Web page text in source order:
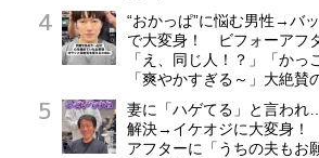
“おかっぱ”に悩む男性→バ
で大変身！ ビフォーアフ
「え、同じ人！？」「かっ
「爽やかすぎる～」大絶賛
妻に「ハゲてる」と言われ
解決→イケオジに大変身！
アフターに「うちの夫もお